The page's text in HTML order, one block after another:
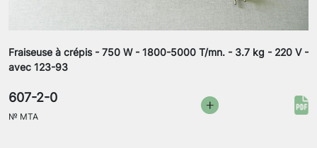
Fraiseuse à crépis - 750 W - 1800-5000 T/mn. - 3.7 kg - 220 V -
avec 123-93
607-2-0
№ MTA